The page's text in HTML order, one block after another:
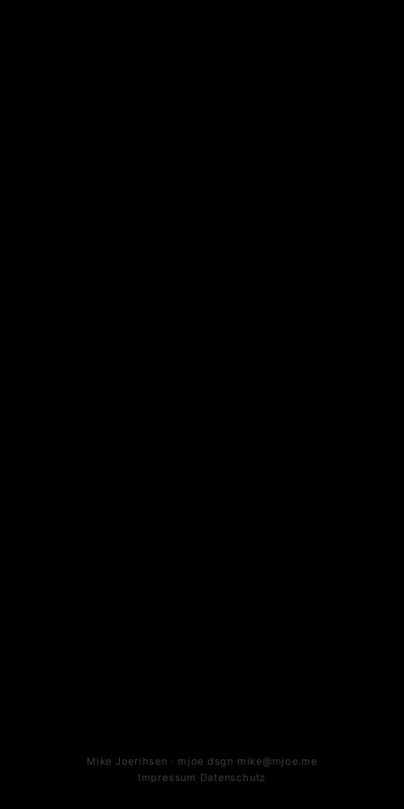
Mike Joerihsen · mjoe dsgn· mike@mjoe.me
Impressum · Datenschutz